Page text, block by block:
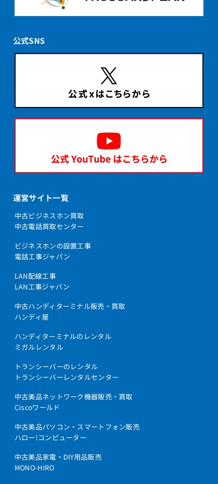
公式SNS
運営サイト一覧
中古ビジネスホン買取
中古電話買取センター
ビジネスホンの設置工事
電話工事ジャパン
LAN配線工事
LAN工事ジャパン
中古ハンディターミナル販売・買取
ハンディ屋
ハンディターミナルのレンタル
ミガルレンタル
トランシーバーのレンタル
トランシーバーレンタルセンター
中古美品ネットワーク機器販売・買取
Ciscoワールド
中古美品パソコン・スマートフォン販売
ハロー!コンピューター
中古美品家電・DIY用品販売
MONO-HIRO